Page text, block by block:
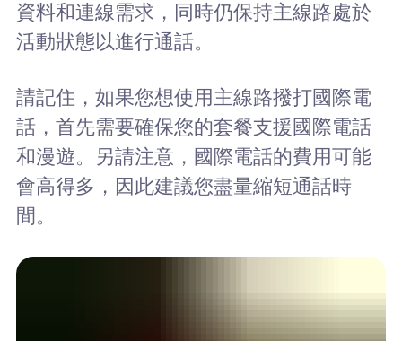
資料和連線需求，同時仍保持主線路處於
活動狀態以進行通話。
請記住，如果您想使用主線路撥打國際電
話，首先需要確保您的套餐支援國際電話
和漫遊。另請注意，國際電話的費用可能
會高得多，因此建議您盡量縮短通話時
間。